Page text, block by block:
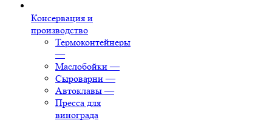
Консервация и
производство
Термоконтейнеры
—
Маслобойки —
Сыроварни —
Автоклавы —
Пресса для
винограда